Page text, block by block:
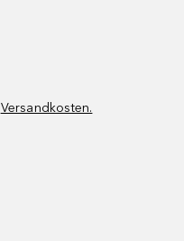
Versandkosten.